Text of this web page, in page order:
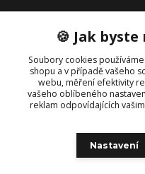
KONTAKTY
Zákaznická podpora FEROBET
+420 602 516 225
(Letní období Po-Pá, 7:00-
🍪 Jak
Soubory cookies
shopu a v případě vašeho
webu, měření efektivity
vašeho oblíbeného
reklam odpovídajících
Nastavení